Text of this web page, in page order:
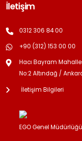
İletişim
0312 306 84 00
+90 (312) 153 00 00
Hacı Bayram
No:2 Altındağ /
İletişim Bilgileri
EGO Genel